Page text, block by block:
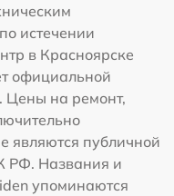
истечении
в Красноярске
официальной
Цены на ремонт,
являются публичной
РФ. Названия и
упоминаются